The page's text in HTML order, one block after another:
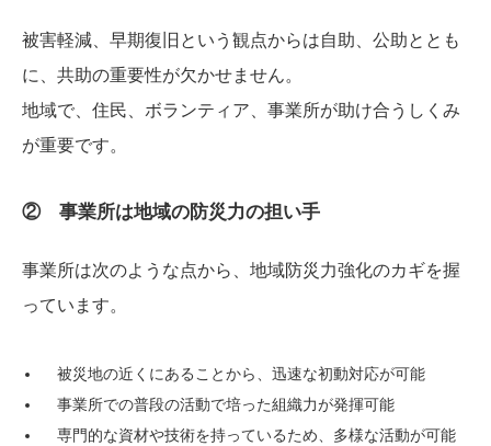
被害軽減、早期復旧という観点からは自助、公助ととも
に、共助の重要性が欠かせません。
地域で、住民、ボランティア、事業所が助け合うしくみ
が重要です。
② 事業所は地域の防災力の担い手
事業所は次のような点から、地域防災力強化のカギを握
っています。
被災地の近くにあることから、迅速な初動対応が可能
事業所での普段の活動で培った組織力が発揮可能
専門的な資材や技術を持っているため、多様な活動が可能